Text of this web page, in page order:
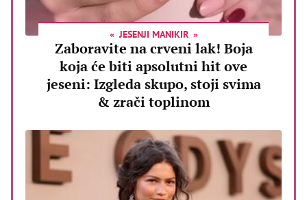
JESENJI MANIKIR
Zaboravite na crveni lak! Boja
koja će biti apsolutni hit ove
jeseni: Izgleda skupo, stoji svima
& zrači toplinom